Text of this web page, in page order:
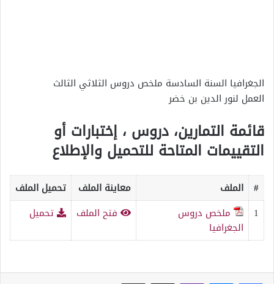
الجغرافيا السنة السادسة ملخص دروس الثلاثي الثالث
العمل لنور الدين بن خضر
قائمة التمارين، دروس ، إختبارات أو
التقييمات المتاحة للتحميل والإطلاع
# الملف معاينة الملف
تحميل الملف
1
ملخص دروس
الجغرافيا
فتح الملف تحميل